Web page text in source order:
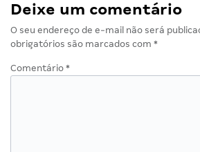
Deixe um comentário
O seu endereço de e-mail não será
obrigatórios são marcados com *
Comentário *